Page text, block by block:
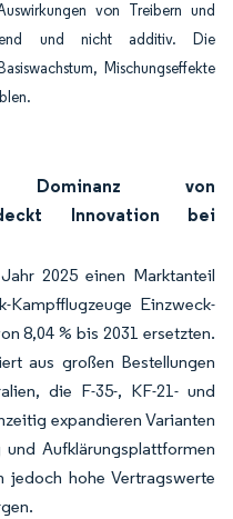
von Treibern und
und nicht additiv. Die
Mischungseffekte
Dominanz von
Innovation bei
2025 einen Marktanteil
Einzweck-
8,04 % bis 2031 ersetzten.
aus großen Bestellungen
die F-35-, KF-21- und
expandieren Varianten
Aufklärungsplattformen
jedoch hohe Vertragswerte